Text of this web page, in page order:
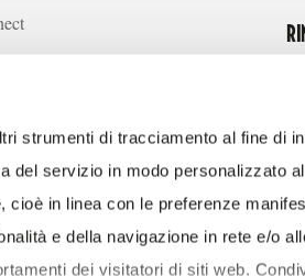
strumenti di tracciamento al fine di
del servizio in modo personalizzato
in linea con le preferenze
e della navigazione in rete e/o
dei visitatori di siti web.